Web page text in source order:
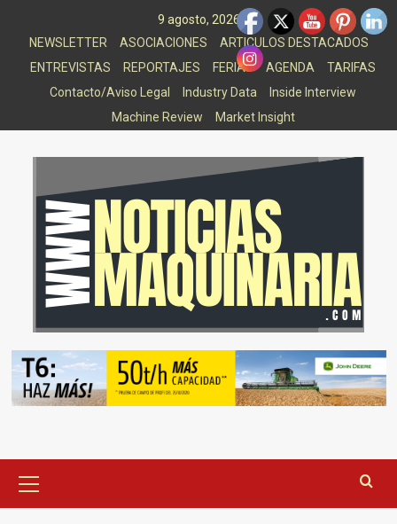
9 agosto, 2026
NEWSLETTER
ASOCIACIONES
ARTICULOS DESTACADOS
ENTREVISTAS
REPORTAJES FERIAS AGENDA
TARIFAS
Contacto/Aviso Legal
Industry Data
Inside Interview
Machine Review
Market Insight
principal